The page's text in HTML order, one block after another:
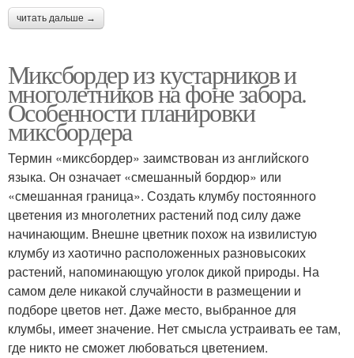
читать дальше →
Миксбордер из кустарников и
многолетников на фоне забора.
Особенности планировки
миксбордера
Термин «миксбордер» заимствован из английского
языка. Он означает «смешанный бордюр» или
«смешанная граница». Создать клумбу постоянного
цветения из многолетних растений под силу даже
начинающим. Внешне цветник похож на извилистую
клумбу из хаотично расположенных разновысоких
растений, напоминающую уголок дикой природы. На
самом деле никакой случайности в размещении и
подборе цветов нет. Даже место, выбранное для
клумбы, имеет значение. Нет смысла устраивать ее там,
где никто не сможет любоваться цветением.